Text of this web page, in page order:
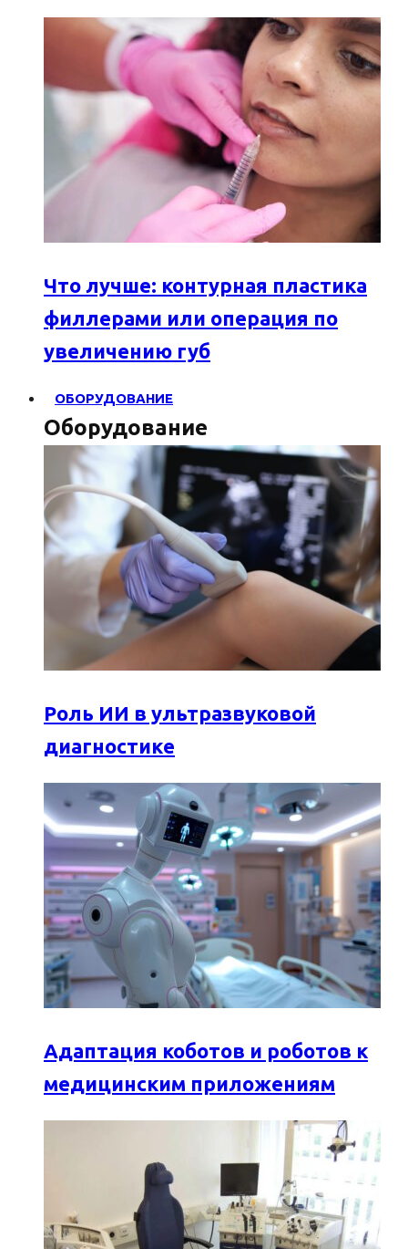
Что лучше: контурная пластика
филлерами или операция по
увеличению губ
ОБОРУДОВАНИЕ
Оборудование
Роль ИИ в ультразвуковой
диагностике
Адаптация коботов и роботов к
медицинским приложениям